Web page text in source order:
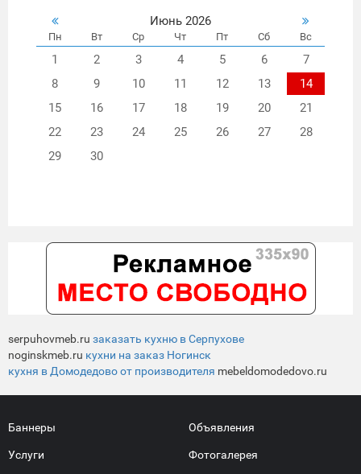
Июнь 2026
Пн Вт Ср Чт Пт Сб Вс
1 2 3 4 5 6
7
8
9 10 11 12 13
14
15
16 17 18 19 20
21
22
23 24 25 26 27
28
29
30
serpuhovmeb.ru заказать кухню в Серпухове
noginskmeb.ru кухни на заказ Ногинск
кухня в Домодедово от производителя mebeldomodedovo.ru
Баннеры
Услуги
Объявления
Фотогалерея